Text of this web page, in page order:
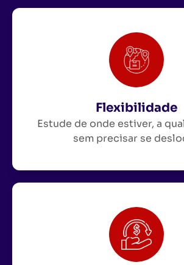
Flexibilidade
Estude de onde estiver, a
sem precisar se